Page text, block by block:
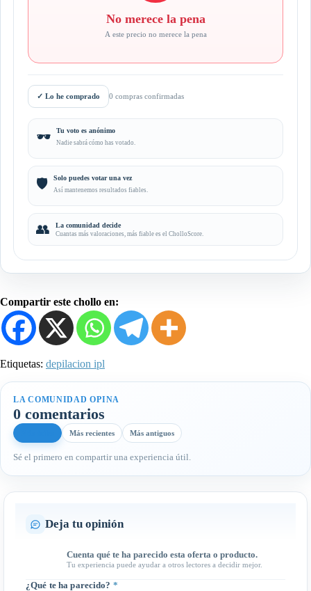
No merece la pena
A este precio no merece la pena
✓ Lo he comprado 0 compras confirmadas
🕶️ Tu voto es anónimo
Nadie sabrá cómo has votado.
🛡️ Solo puedes votar una vez
Así mantenemos resultados fiables.
👥 La comunidad decide
Cuantas más valoraciones, más fiable es el CholloScore.
Compartir este chollo en:
Etiquetas: depilacion ipl
LA COMUNIDAD OPINA
0 comentarios
Más recientes Más antiguos
Sé el primero en compartir una experiencia útil.
Deja tu opinión
Cuenta qué te ha parecido esta oferta o producto.
Tu experiencia puede ayudar a otros lectores a decidir mejor.
¿Qué te ha parecido? *